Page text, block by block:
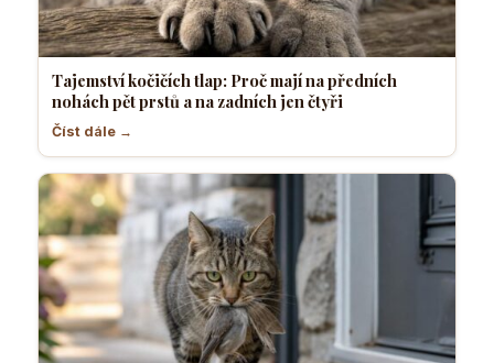
Tajemství kočičích tlap: Proč mají na předních
nohách pět prstů a na zadních jen čtyři
Číst dále →